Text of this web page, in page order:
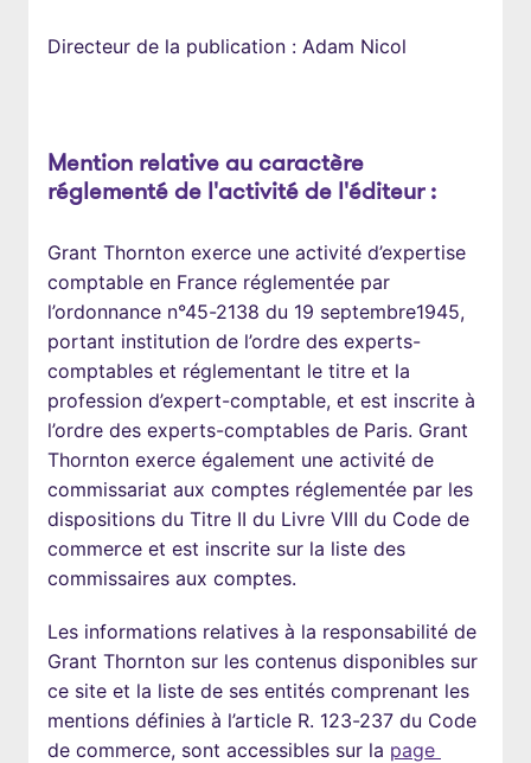
Directeur de la publication : Adam Nicol
Mention relative au caractère
réglementé de l'activité de l'éditeur :
Grant Thornton exerce une activité d’expertise
comptable en France réglementée par
l’ordonnance n°45-2138 du 19 septembre1945,
portant institution de l’ordre des experts-
comptables et réglementant le titre et la
profession d’expert-comptable, et est inscrite à
l’ordre des experts-comptables de Paris. Grant
Thornton exerce également une activité de
commissariat aux comptes réglementée par les
dispositions du Titre II du Livre VIII du Code de
commerce et est inscrite sur la liste des
commissaires aux comptes.
Les informations relatives à la responsabilité de
Grant Thornton sur les contenus disponibles sur
ce site et la liste de ses entités comprenant les
mentions définies à l’article R. 123-237 du Code
de commerce, sont accessibles sur la page